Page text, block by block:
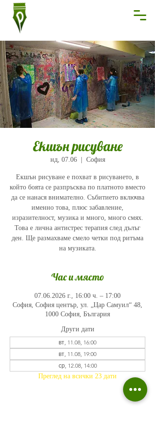
Екшън рисуване
нд, 07.06
  |
София
Екшън рисуване е похват в рисуването, в
който боята се разпръсква по платното вместо
да се нанася внимателно. Събитието включва
именно това, плюс забавление,
изразителност, музика и много, много смях.
Това е лична антистрес терапия след дълъг
ден. Ще размахваме смело четки под ритъма
на музиката.
Час и място
07.06.2026 г., 16:00 ч. – 17:00
София, София център, ул. „Цар Самуил“ 48,
1000 София, България
Други дати
вт, 11.08, 16:00
вт, 11.08, 19:00
ср, 12.08, 14:00
Преглед на всички 23 дати